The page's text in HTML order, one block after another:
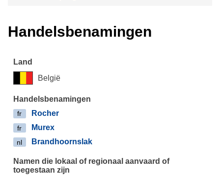
Handelsbenamingen
België
fr Rocher
fr Murex
nl Brandhoornslak